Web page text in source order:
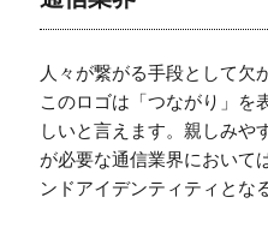
人々が繋がる手段として欠
このロゴは「つながり」を
しいと言えます。親しみや
が必要な通信業界において
ンドアイデンティティとな